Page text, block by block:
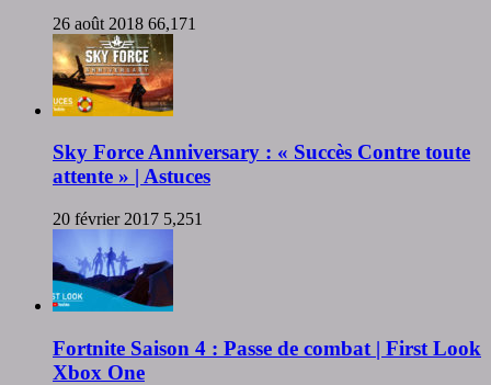
26 août 2018 66,171
Sky Force Anniversary : « Succès Contre toute
attente » | Astuces
20 février 2017 5,251
Fortnite Saison 4 : Passe de combat | First Look
Xbox One